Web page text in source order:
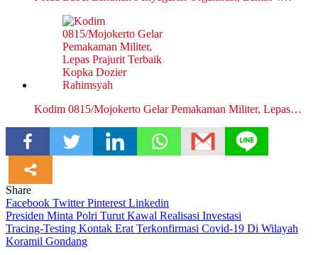
Kodim 0815/Mojokerto Gelar Pemakaman Militer, Lepas…
Share
Facebook TwitterPinterest Linkedin
Navigasi
pos
Presiden Minta Polri Turut Kawal Realisasi Investasi
Tracing-Testing Kontak Erat Terkonfirmasi Covid-19 Di Wilayah
Koramil Gondang